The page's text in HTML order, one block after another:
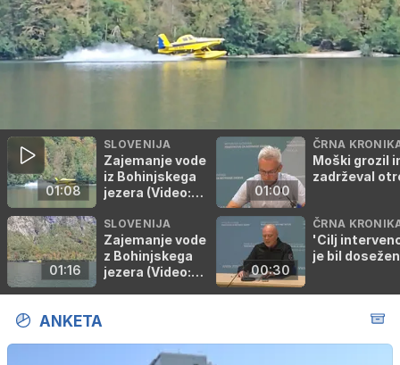
01:08
SLOVENIJA
Zajemanje vode
iz Bohinjskega
jezera (Video:
01:16
SLOVENIJA
Zajemanje vode
z Bohinjskega
jezera (Video:
01:00
ČRNA
Moški grozil
zadrževal
00:30
ČRNA
'Cilj
je bil
ANKETA